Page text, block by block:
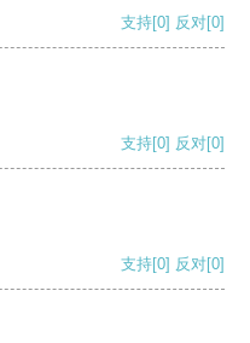
支持[0] 反对[0]
支持[0] 反对[0]
支持[0] 反对[0]